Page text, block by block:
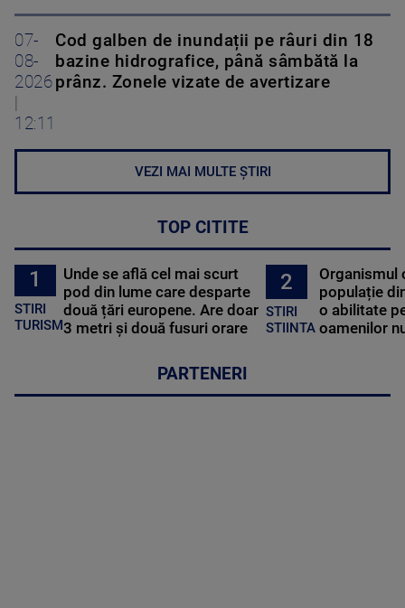
07-
08-
2026
12:11
Cod galben de inundații pe râuri din 18
bazine hidrografice, până sâmbătă la
prânz. Zonele vizate de avertizare
VEZI MAI MULTE ȘTIRI
TOP CITITE
1
STIRI
TURISM
Unde se află cel mai scurt
pod din lume care desparte
două țări europene. Are doar
3 metri și două fusuri orare
2
STIRI
STIINTA
Organismul
populație
o abilitate
oamenilor
PARTENERI